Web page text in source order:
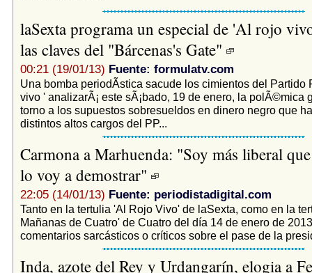
laSexta programa un especial de 'Al rojo
las claves del "Bárcenas's Gate"
00:21 (19/01/13) Fuente: formulatv.com
Una bomba periodÃ­stica sacude los cimientos del Partido
vivo ' analizarÃ¡ este sÃ¡bado, 19 de enero, la polÃ©mica
torno a los supuestos sobresueldos en dinero negro que
distintos altos cargos del PP...
Carmona a Marhuenda: "Soy más liberal
lo voy a demostrar"
22:05 (14/01/13) Fuente: periodistadigital.com
Tanto en la tertulia 'Al Rojo Vivo' de laSexta, como en la
Mañanas de Cuatro' de Cuatro del día 14 de enero de
comentarios sarcásticos o críticos sobre el pase de la
Inda, azote del Rey y Urdangarín, elogia a